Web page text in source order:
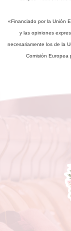
«Financiado por la Unión
y las opiniones
necesariamente los de la
Comisión Europea